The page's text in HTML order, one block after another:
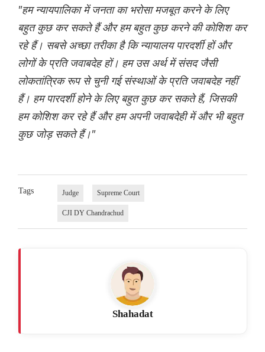
"हम न्यायपालिका में जनता का भरोसा मजबूत करने के लिए
बहुत कुछ कर सकते हैं और हम बहुत कुछ करने की कोशिश कर
रहे हैं। सबसे अच्छा तरीका है कि न्यायालय पारदर्शी हों और
लोगों के प्रति जवाबदेह हों। हम उस अर्थ में संसद जैसी
लोकतांत्रिक रूप से चुनी गई संस्थाओं के प्रति जवाबदेह नहीं
हैं। हम पारदर्शी होने के लिए बहुत कुछ कर सकते हैं, जिसकी
हम कोशिश कर रहे हैं और हम अपनी जवाबदेही में और भी बहुत
कुछ जोड़ सकते हैं।"
Tags Judge Supreme Court
CJI DY Chandrachud
Shahadat